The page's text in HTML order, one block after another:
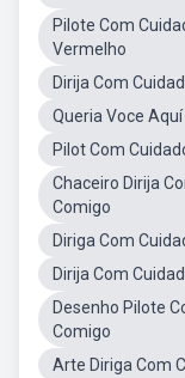
Pilote Com
Vermelho
Dirija Com
Queria Voce
Pilot Com
Chaceiro Dirija
Comigo
Diriga Com
Dirija Com
Desenho Pilote
Comigo
Arte Diriga Com